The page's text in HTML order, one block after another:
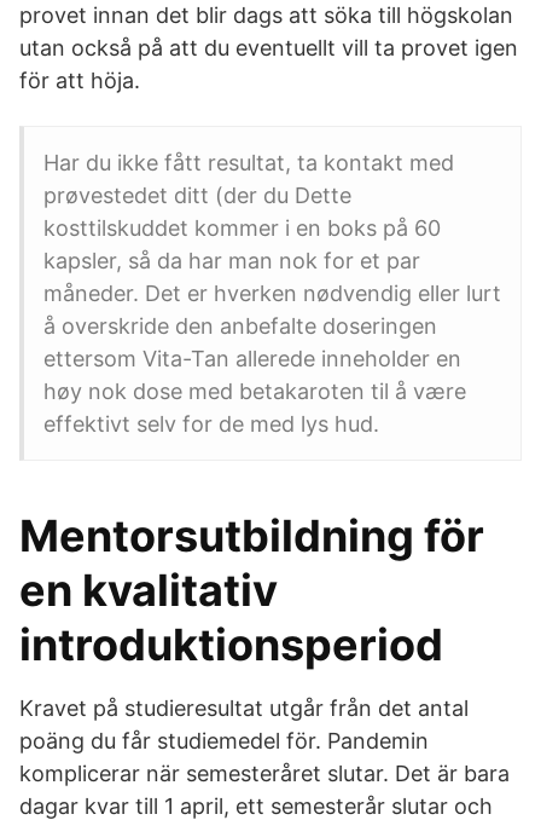
provet innan det blir dags att söka till högskolan
utan också på att du eventuellt vill ta provet igen
för att höja.
Har du ikke fått resultat, ta kontakt med
prøvestedet ditt (der du Dette
kosttilskuddet kommer i en boks på 60
kapsler, så da har man nok for et par
måneder. Det er hverken nødvendig eller lurt
å overskride den anbefalte doseringen
ettersom Vita-Tan allerede inneholder en
høy nok dose med betakaroten til å være
effektivt selv for de med lys hud.
Mentorsutbildning för
en kvalitativ
introduktionsperiod
Kravet på studie­resultat utgår från det antal
poäng du får studie­medel för. Pandemin
komplicerar när semesteråret slutar. Det är bara
dagar kvar till 1 april, ett semesterår slutar och